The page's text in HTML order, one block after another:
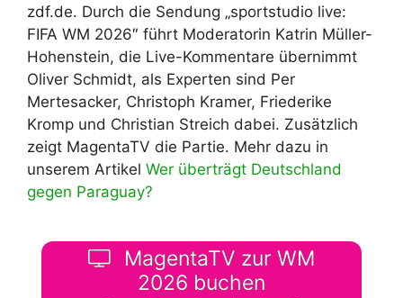
zdf.de. Durch die Sendung „sportstudio live:
FIFA WM 2026″ führt Moderatorin Katrin Müller-
Hohenstein, die Live-Kommentare übernimmt
Oliver Schmidt, als Experten sind Per
Mertesacker, Christoph Kramer, Friederike
Kromp und Christian Streich dabei. Zusätzlich
zeigt MagentaTV die Partie. Mehr dazu in
unserem Artikel Wer überträgt Deutschland
gegen Paraguay?
MagentaTV zur WM
2026 buchen